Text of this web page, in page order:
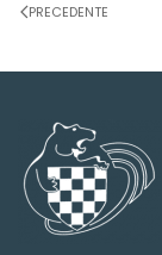
PRECEDENTE